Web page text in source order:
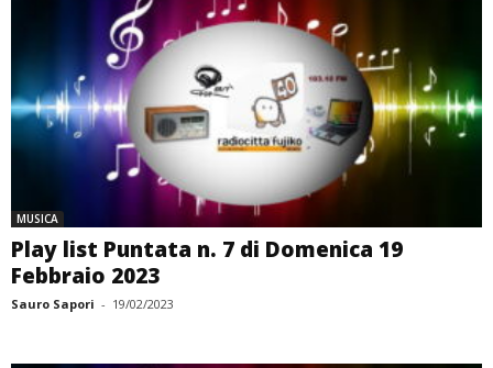
MUSICA
Play list Puntata n. 7 di Domenica 19
Febbraio 2023
Sauro Sapori - 19/02/2023